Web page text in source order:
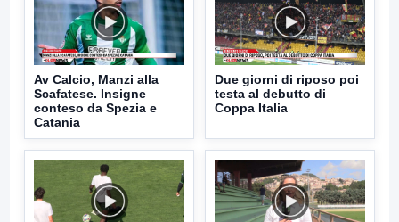
Av Calcio, Manzi alla
Scafatese. Insigne
conteso da Spezia e
Catania
Due giorni di riposo poi
testa al debutto di
Coppa Italia